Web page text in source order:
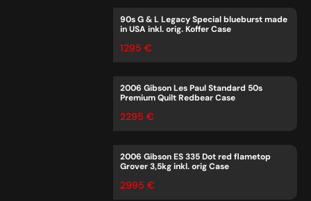
90s G & L Legacy Special blueburst made
in USA inkl. orig. Koffer Case
1295 €
2006 Gibson Les Paul Standard 50s
Premium Quilt Redbear Case
2295 €
2006 Gibson ES 335 Dot red flametop
Grover 3,5kg inkl. orig Case
2995 €